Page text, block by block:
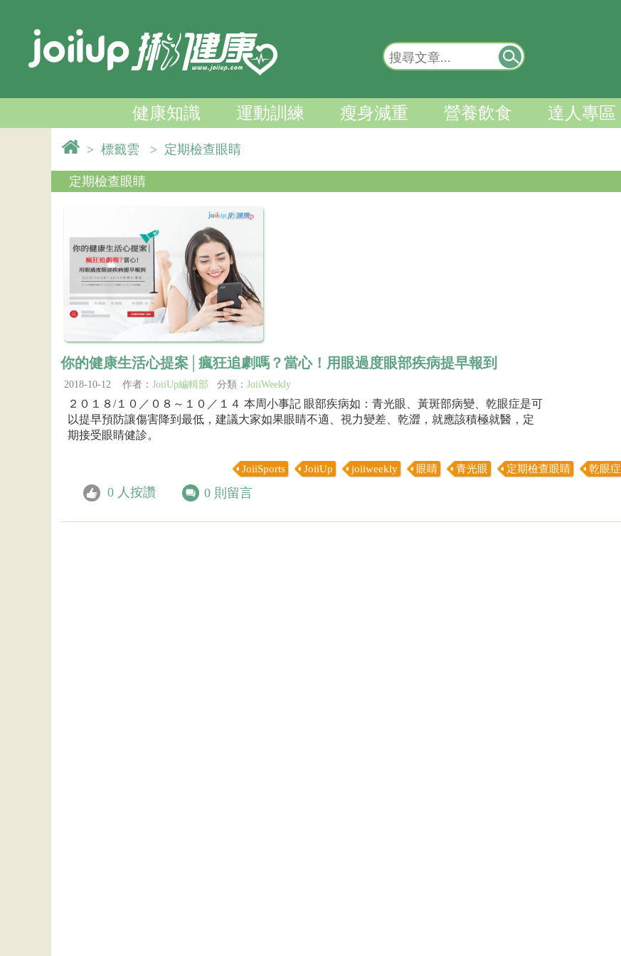
健康知識 運動訓練 瘦身減重 營養飲食 達人專區
> 標籤雲 > 定期檢查眼睛
定期檢查眼睛
你的健康生活心提案│瘋狂追劇嗎？當心！用眼過度眼部疾病提早報到
2018-10-12 作者： JoiiUp編輯部 分類： JoiiWeekly
２０１８/１０／０８～１０／１４ 本周小事記 眼部疾病如：青光眼、黃斑部病變、乾眼症是可
以提早預防讓傷害降到最低，建議大家如果眼睛不適、視力變差、乾澀，就應該積極就醫，定
期接受眼睛健診。
JoiiSports JoiiUp joiiweekly 眼睛 青光眼 定期檢查眼睛 乾眼症
0 人按讚 0 則留言